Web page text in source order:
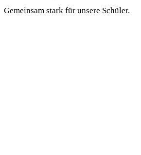
Gemeinsam stark für unsere Schüler.